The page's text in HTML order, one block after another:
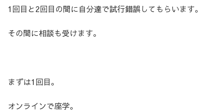
1回目と2回目の間に自分達で試行錯誤してもらいます。
その間に相談も受けます。
まずは1回目。
オンラインで座学。